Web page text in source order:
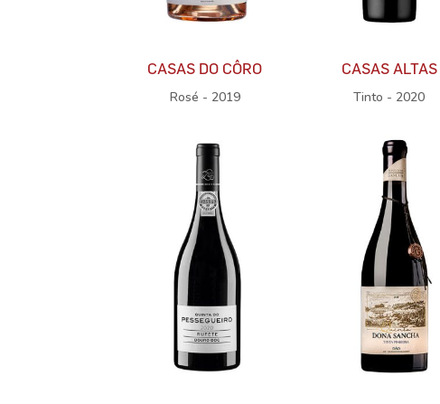
CASAS DO CÔRO
Rosé - 2019
CASAS ALTAS
Tinto - 2020